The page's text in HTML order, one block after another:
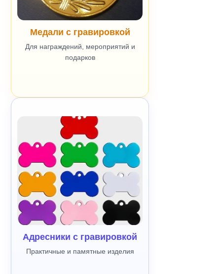
Медали с гравировкой
Для награждений, мероприятий и
подарков
Адресники с гравировкой
Практичные и памятные изделия